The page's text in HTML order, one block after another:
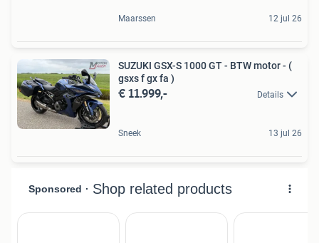
Maarssen 12 jul 26
SUZUKI GSX-S 1000 GT - BTW motor - (
gsxs f gx fa )
€ 11.999,- Details
Sneek 13 jul 26